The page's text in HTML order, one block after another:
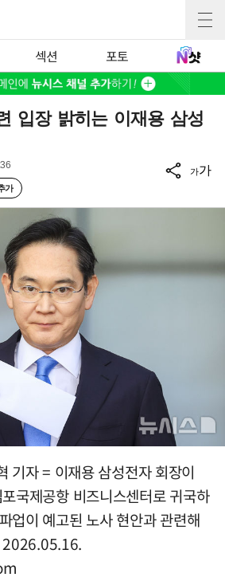
섹션 포토
입장 밝히는 이재용 삼성
가
가가
기자 = 이재용 삼성전자 회장이
국제공항 비즈니스센터로 귀국하
업이 예고된 노사 현안과 관련해
2026.05.16.